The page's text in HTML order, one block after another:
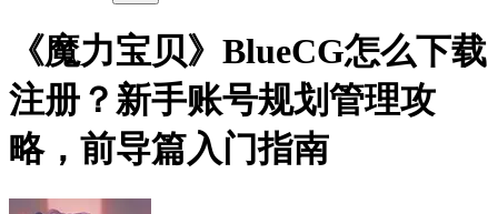
《魔力宝贝》BlueCG怎么下载
注册？新手账号规划管理攻
略，前导篇入门指南